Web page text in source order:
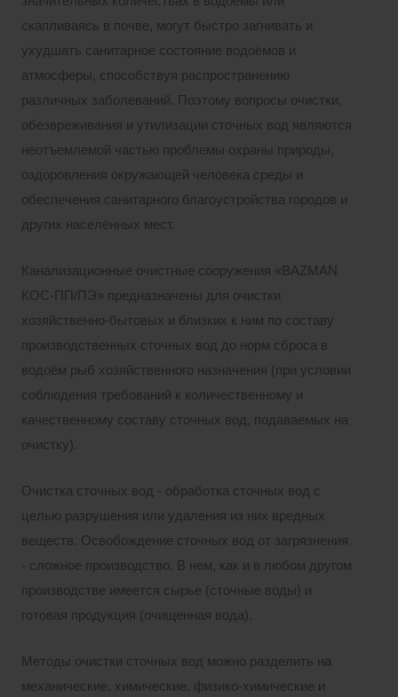
скапливаясь в почве, могут быстро загнивать и
ухудшать санитарное состояние водоёмов и
атмосферы, способствуя распространению
различных заболеваний. Поэтому вопросы очистки,
обезвреживания и утилизации сточных вод являются
неотъемлемой частью проблемы охраны природы,
оздоровления окружающей человека среды и
обеспечения санитарного благоустройства городов и
других населённых мест.
Канализационные очистные сооружения «BAZMAN
КОС-ПП/ПЭ» предназначены для очистки
хозяйственно-бытовых и близких к ним по составу
производственных сточных вод до норм сброса в
водоём рыб хозяйственного назначения (при условии
соблюдения требований к количественному и
качественному составу сточных вод, подаваемых на
очистку).
Очистка сточных вод - обработка сточных вод с
целью разрушения или удаления из них вредных
веществ. Освобождение сточных вод от загрязнения
- сложное производство. В нем, как и в любом другом
производстве имеется сырье (сточные воды) и
готовая продукция (очищенная вода).
Методы очистки сточных вод можно разделить на
механические, химические, физико-химические и